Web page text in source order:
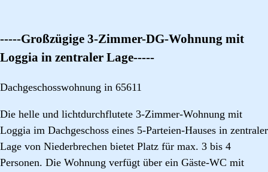
-----Großzügige 3-Zimmer-DG-Wohnung mit
Loggia in zentraler Lage-----
Dachgeschosswohnung in 65611
Die helle und lichtdurchflutete 3-Zimmer-Wohnung mit
Loggia im Dachgeschoss eines 5-Parteien-Hauses in zentraler
Lage von Niederbrechen bietet Platz für max. 3 bis 4
Personen. Die Wohnung verfügt über ein Gäste-WC mit